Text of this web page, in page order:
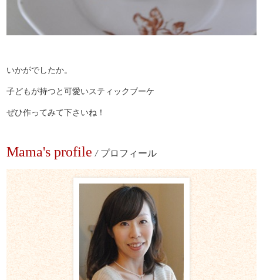
いかがでしたか。
子どもが持つと可愛いスティックブーケ
ぜひ作ってみて下さいね！
Mama's profile / プロフィール